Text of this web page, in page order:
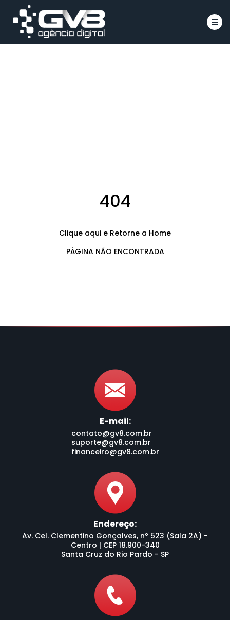
404
Clique aqui e Retorne a Home
PÁGINA NÃO ENCONTRADA
E-mail:
contato@gv8.com.br
suporte@gv8.com.br
financeiro@gv8.com.br
Endereço:
Av. Cel. Clementino Gonçalves, nº 523 (Sala 2A) -
Centro | CEP 18.900-340
Santa Cruz do Rio Pardo - SP